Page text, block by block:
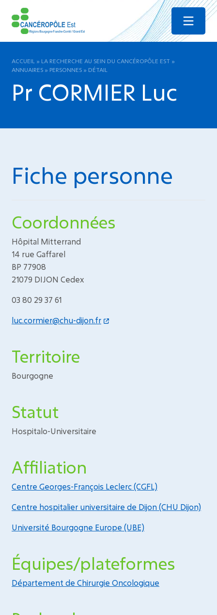
Menu
ACCUEIL » LA RECHERCHE AU SEIN DU CANCÉROPÔLE EST »
ANNUAIRES » PERSONNES » DÉTAIL
Pr CORMIER Luc
Fiche personne
Coordonnées
Hôpital Mitterrand
14 rue Gaffarel
BP 77908
21079 DIJON Cedex
03 80 29 37 61
luc.cormier@chu-dijon.fr
Territoire
Bourgogne
Statut
Hospitalo-Universitaire
Affiliation
Centre Georges-François Leclerc (CGFL)
Centre hospitalier universitaire de Dijon (CHU Dijon)
Université Bourgogne Europe (UBE)
Équipes/plateformes
Département de Chirurgie Oncologique